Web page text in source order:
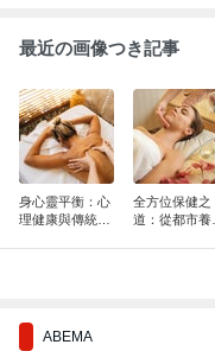
最近の画像つき記事
身心靈平衡：心
理健康與傳統療
全方位保健之
道：從都市養
ABEMA